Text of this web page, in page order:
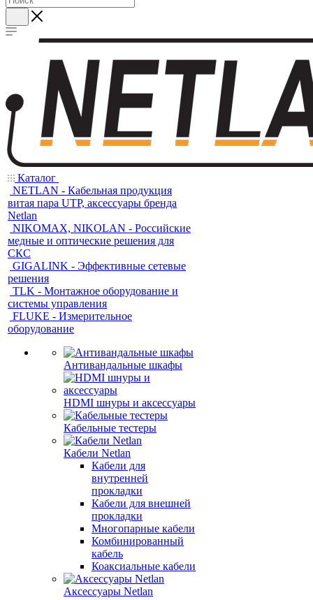
Каталог
NETLAN - Кабельная продукция
витая пара UTP, аксессуары бренда
Netlan
NIKOMAX, NIKOLAN - Российские
медные и оптические решения для
СКС
GIGALINK - Эффективные сетевые
решения
TLK - Монтажное оборудование и
системы управления
FLUKE - Измерительное
оборудование
Антивандальные шкафы
HDMI шнуры и аксессуары
Кабельные тестеры
Кабели Netlan
Кабели для
внутренней
прокладки
Кабели для внешней
прокладки
Многопарные кабели
Комбинированный
кабель
Коаксиальные кабели
Аксессуары Netlan